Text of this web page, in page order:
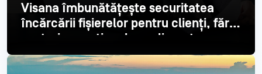
Visana îmbunătățește securitatea
încărcării fișierelor pentru clienți, fără
costuri operaționale suplimentare
Citește mai mult